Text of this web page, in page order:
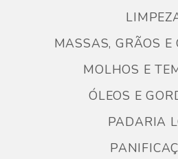
MASSAS, GRÃOS E
MOLHOS E
ÓLEOS E
PADARIA